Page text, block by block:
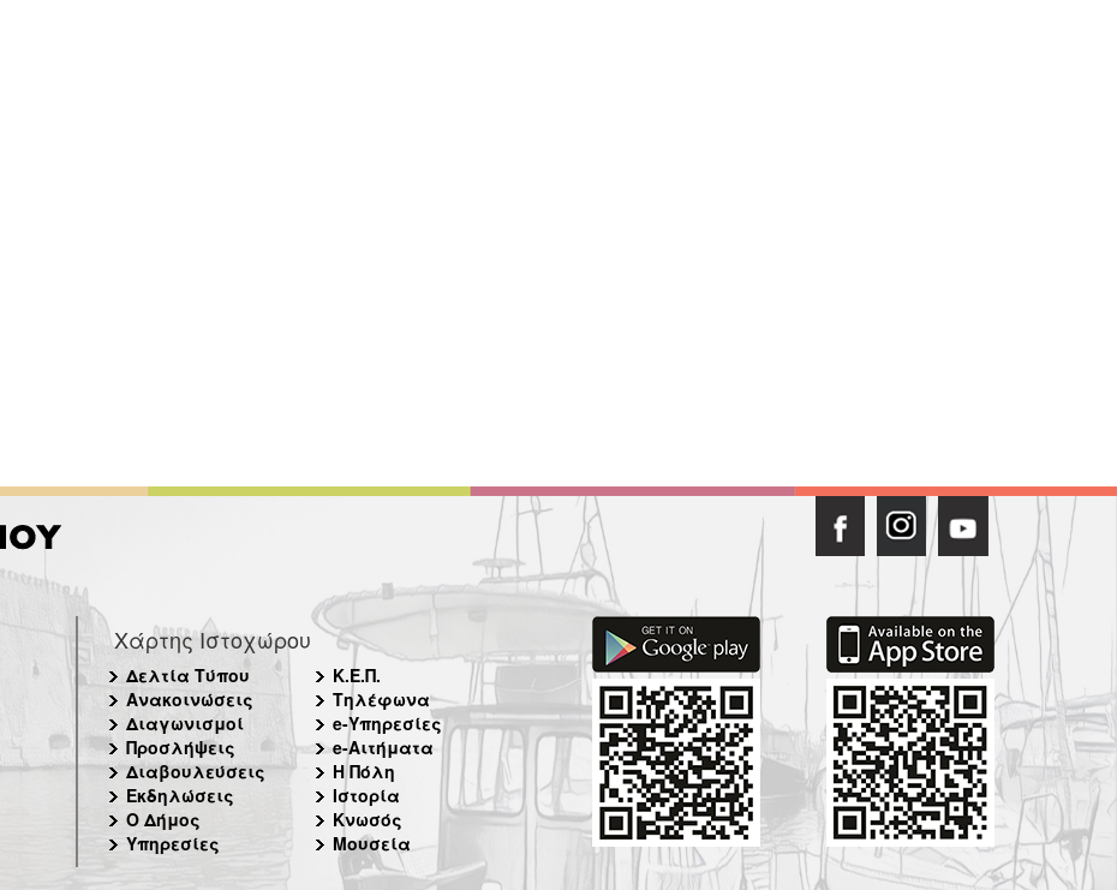
Χάρτης Ιστοχώρου
Δελτία Τύπου
Ανακοινώσεις
Διαγωνισμοί
Προσλήψεις
Διαβουλεύσεις
Εκδηλώσεις
Ο Δήμος
Υπηρεσίες
Κ.Ε.Π.
Τηλέφωνα
e-Υπηρεσίες
e-Αιτήματα
Η Πόλη
Ιστορία
Κνωσός
Μουσεία